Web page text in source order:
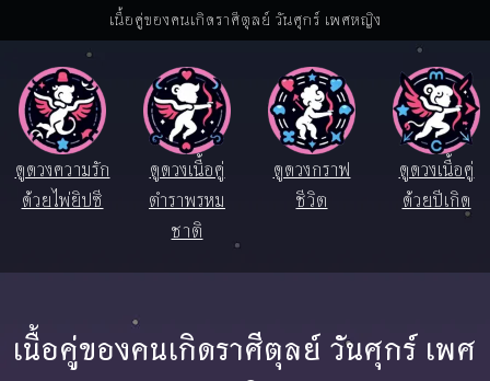
เนื้อคู่ของคนเกิดราศีตุลย์ วันศุกร์ เพศหญิง
ดูดวงความรัก
ด้วยไพ่ยิปซี
ดูดวงเนื้อคู่
ตำราพรหม
ชาติ
ดูดวงกราฟ
ชีวิต
ดูดวงเนื้อคู่
ด้วยปีเกิด
เนื้อคู่ของคนเกิดราศีตุลย์ วันศุกร์ เพศ